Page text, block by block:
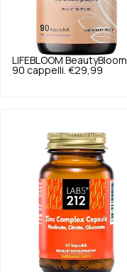
LIFEBLOOM BeautyBloom
90 cappelli. €29,99